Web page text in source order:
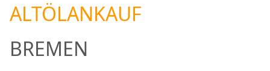
ALTÖLANKAUF
BREMEN